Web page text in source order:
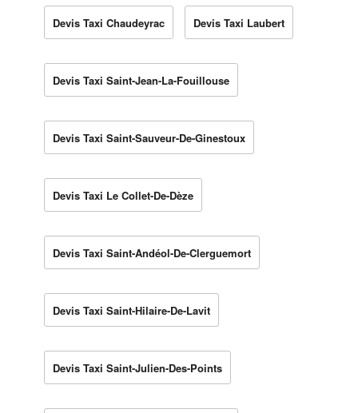
Devis Taxi Chaudeyrac Devis Taxi Laubert
Devis Taxi Saint-Jean-La-Fouillouse
Devis Taxi Saint-Sauveur-De-Ginestoux
Devis Taxi Le Collet-De-Dèze
Devis Taxi Saint-Andéol-De-Clerguemort
Devis Taxi Saint-Hilaire-De-Lavit
Devis Taxi Saint-Julien-Des-Points